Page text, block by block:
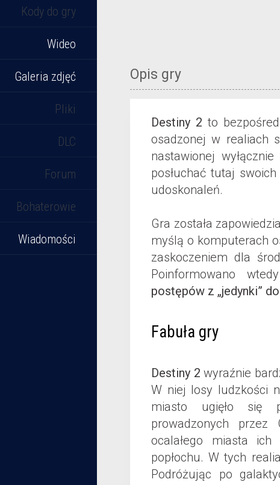
Kody do gry
Wideo
Galeria zdjęć
Pliki
DLC
Forum
Bohaterowie
Wiadomości
Opis gry
Destiny 2 to
osadzonej w realiach
nastawionej
posłuchać tutaj
udoskonaleń.
Gra została
myślą o komputerach
zaskoczeniem dla
Poinformowano
postępów z „jedynki”
Fabuła gry
Destiny 2 wyraźnie
W niej losy ludzkości
miasto ugięło się
prowadzonych przez
ocalałego miasta
popłochu. W tych
Podróżując po